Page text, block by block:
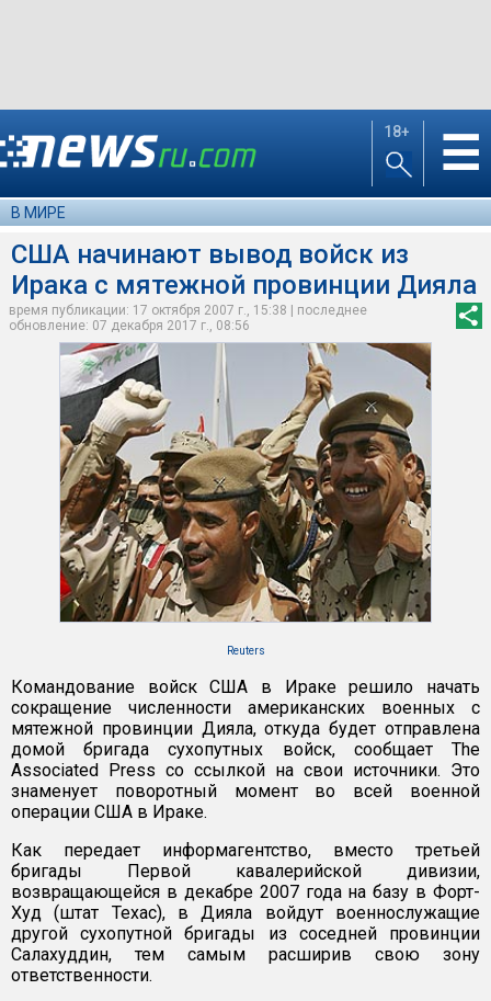
18+ ☰
В МИРЕ
США начинают вывод войск из
Ирака с мятежной провинции Дияла
время публикации: 17 октября 2007 г., 15:38 | последнее
обновление: 07 декабря 2017 г., 08:56
Reuters
Командование войск США в Ираке решило начать
сокращение численности американских военных с
мятежной провинции Дияла, откуда будет отправлена
домой бригада сухопутных войск, сообщает The
Associated Press со ссылкой на свои источники. Это
знаменует поворотный момент во всей военной
операции США в Ираке.
Как передает информагентство, вместо третьей
бригады Первой кавалерийской дивизии,
возвращающейся в декабре 2007 года на базу в Форт-
Худ (штат Техас), в Дияла войдут военнослужащие
другой сухопутной бригады из соседней провинции
Салахуддин, тем самым расширив свою зону
ответственности.